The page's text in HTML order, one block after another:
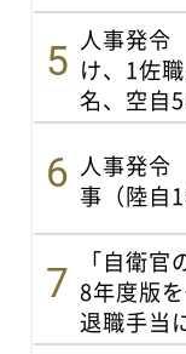
人事発令
け、1佐
名、空自
人事発令
事（陸自
「自衛
8年度版
退職手当